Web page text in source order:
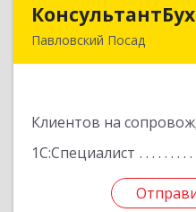
Павловский Посад
Клиентов на
1С:Специалист